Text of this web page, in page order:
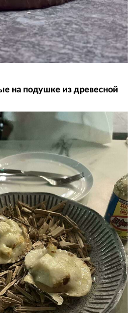
на подушке из древесной